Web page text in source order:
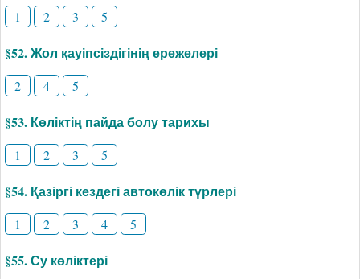
1 2 3 5
§52. Жол қауіпсіздігінің ережелері
2 4 5
§53. Көліктің пайда болу тарихы
1 2 3 5
§54. Қазіргі кездегі автокөлік түрлері
1 2 3 4 5
§55. Су көліктері